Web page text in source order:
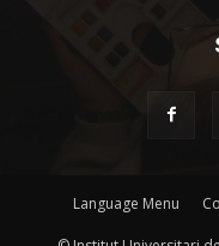
Language Menu